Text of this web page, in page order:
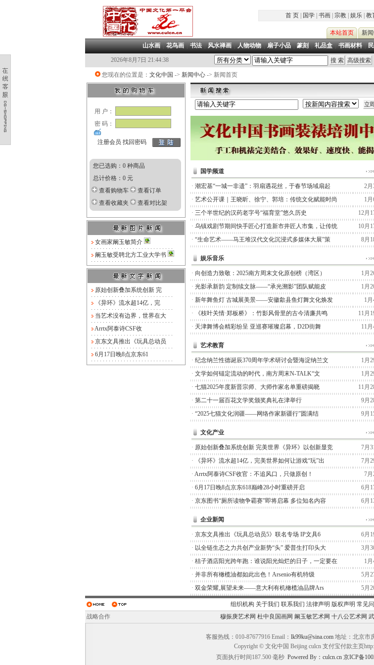
首 页| 国学| 书画| 宗教| 娱乐| 教
本站首页 新
山水画|花鸟画|书法|风水禅画|人物动物|扇子小品|篆刻 |礼品盒|书画材料|
2026年8月7日 21:44:38
您现在的位置是： 文化中国 -> 新闻中心 -> 新闻首页
用 户：
密 码：
注册会员 找回密码
您已选购：0 种商品
总计价格：0 元
查看购物车
查看订单
查看收藏夹
查看对比架
女画家阚玉敏简介
阚玉敏受聘北方工业大学书
原始创新叠加系统创新 完
《异环》流水超14亿，完
当艺术没有边界，世界在大
Arrtx阿泰诗CSF收
京东文具推出《玩具总动员
6月17日晚8点京东61
国学频道
· 潮宏基“一城一非遗”：羽扇遇花丝，于春节场域扇起
2月
· 艺术公开课｜王晓昕、徐宁、郭培：传统文化赋能时尚
1月
· 三个半世纪的汉药老字号“福育堂”悠久历史
12月
· 乌镇戏剧节期间快手匠心打造新市井匠人市集，让传统
10月
· “生命艺术——马王堆汉代文化沉浸式多媒体大展”策 8月
娱乐音乐
· 向创造力致敬：2025南方周末文化原创榜（湾区）
1月
· 光影承新韵 定制续文脉——“承光溯影”团队赋能皮
1月
· 新年舞鱼灯 古城展美景——安徽歙县鱼灯舞文化焕发
1月
·
《枝叶关情·郑板桥》：竹影风骨里的古今清廉共鸣
11月
· 天津舞博会精彩纷呈 亚巡赛璀璨启幕，D2D街舞 11月
艺术教育
· 纪念纳兰性德诞辰370周年学术研讨会暨海淀纳兰文
1月
· 文学如何锚定流动的时代，南方周末N-TALK“文
1月
· 七猫2025年度新晋宗师、大师作家名单重磅揭晓
11月
· 第二十一届百花文学奖颁奖典礼在津举行
9月
· “2025七猫文化润疆——网络作家新疆行”圆满结 9月
文化产业
· 原始创新叠加系统创新 完美世界《异环》以创新显竞
7月
·
《异环》流水超14亿，完美世界如何让游戏“玩”出
7月
· Arrtx阿泰诗CSF收官：不追风口，只做原创！
7月
· 6月17日晚8点京东618巅峰28小时重磅开启
6月
· 京东图书“厕所读物争霸赛”即将启幕 多位知名内容 6月
企业新闻
· 京东文具推出《玩具总动员5》联名专场 IP文具6
6月
· 以全链生态之力共创产业新势“头” 爱普生打印头大
3月
· 桔子酒店阳光跨年跑：谁说阳光灿烂的日子，一定要在
1月
· 并非所有橄榄油都如此出色！Arsenio有机特级
5月
· 双金荣耀,展望未来——意大利有机橄榄油品牌Ars 5月
组织机构 关于我们 联系我们 法律声明 版权声明 常见
战略合作
穆振庚艺术网 杜中良国画网 阚玉敏艺术网 十八公艺术网
客服热线：010-87677916 Email： lk99ku@sina.com地址：北京市
Copyright © 文化中国 Beijing culcn 支付宝付款主页
页面执行时间187.500 毫秒 Powered By：culcn.cn 京ICP备